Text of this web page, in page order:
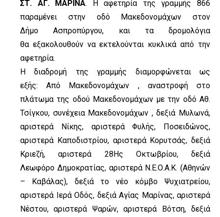
ΣΤ. ΑΓ. ΜΑΡΙΝΑ. Η αφετηρία της γραμμής 866
παραμένει στην οδό Μακεδονομάχων στον
∆ήµοΑσπροπύργου, και τα δρομολόγια
θα εξακολουθούν να εκτελούνται κυκλικά από την
αφετηρία.
Η διαδρομή της γραμμής διαμορφώνεται ως
εξής:Από Μακεδονομάχων , αναστροφή στο
πλάτωμα της οδού Μακεδονομάχων µε την οδό Αθ.
Τσίγκου, συνέχεια Μακεδονομάχων , δεξιά Μυλωνά,
αριστερά Νίκης, αριστερά Φυλής, Ποσειδώνος,
αριστερά Καποδιστρίου, αριστερά Κορυτσάς, δεξιά
Κριεζή, αριστερά 28Ης Οκτωβρίου, δεξιά
Λεωφόρο Δημοκρατίας, αριστερά Ν.Ε.Ο.Α.Κ. (Αθηνών
– Καβάλας), δεξιά το νέο κόμβο Ψυχιατρείου,
αριστερά Ιερά Οδός, δεξιά Αγίας Μαρίνας, αριστερά
Νέστου,αριστερά Ψαρών, αριστερά Βότση, δεξιά